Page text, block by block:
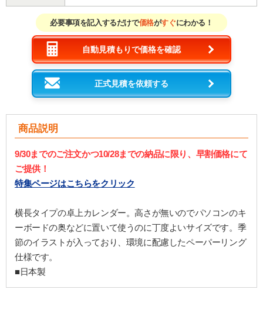
必要事項を記入するだけで価格がすぐにわかる！
自動見積もりで価格を確認
正式見積を依頼する
商品説明
9/30までのご注文かつ10/28までの納品に限り、早割価格にて
ご提供！
特集ページはこちらをクリック
横長タイプの卓上カレンダー。高さが無いのでパソコンのキ
ーボードの奥などに置いて使うのに丁度よいサイズです。季
節のイラストが入っており、環境に配慮したペーパーリング
仕様です。
■日本製